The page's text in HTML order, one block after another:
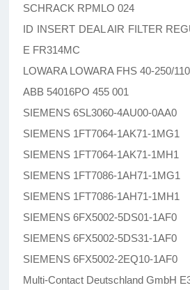
SCHRACK RPMLO 024
ID INSERT DEAL AIR FILTER
E FR314MC
LOWARA LOWARA FHS 40-250/110
ABB 54016PO 455 001
SIEMENS 6SL3060-4AU00-0AA0
SIEMENS 1FT7064-1AK71-1MG1
SIEMENS 1FT7064-1AK71-1MH1
SIEMENS 1FT7086-1AH71-1MG1
SIEMENS 1FT7086-1AH71-1MH1
SIEMENS 6FX5002-5DS01-1AF0
SIEMENS 6FX5002-5DS31-1AF0
SIEMENS 6FX5002-2EQ10-1AF0
Multi-Contact Deutschland GmbH